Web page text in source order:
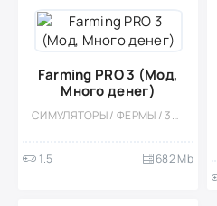
Farming PRO 3 (Мод,
Много денег)
СИМУЛЯТОРЫ / ФЕРМЫ / 3D / ОФЛАЙН / ПЛАТНАЯ / УПРАВЛЕНИЕ / МОД / КАЗУАЛЬНЫЕ / СТИЛИЗАЦИЯ / ОДНОПОЛЬЗОВАТЕЛЬСКИЕ
1.5 682 Mb